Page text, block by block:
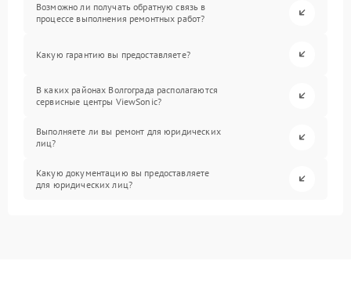
Возможно ли получать обратную связь в
процессе выполнения ремонтных работ?
Какую гарантию вы предоставляете?
В каких районах Волгограда располагаются
сервисные центры ViewSonic?
Выполняете ли вы ремонт для юридических
лиц?
Какую документацию вы предоставляете
для юридических лиц?